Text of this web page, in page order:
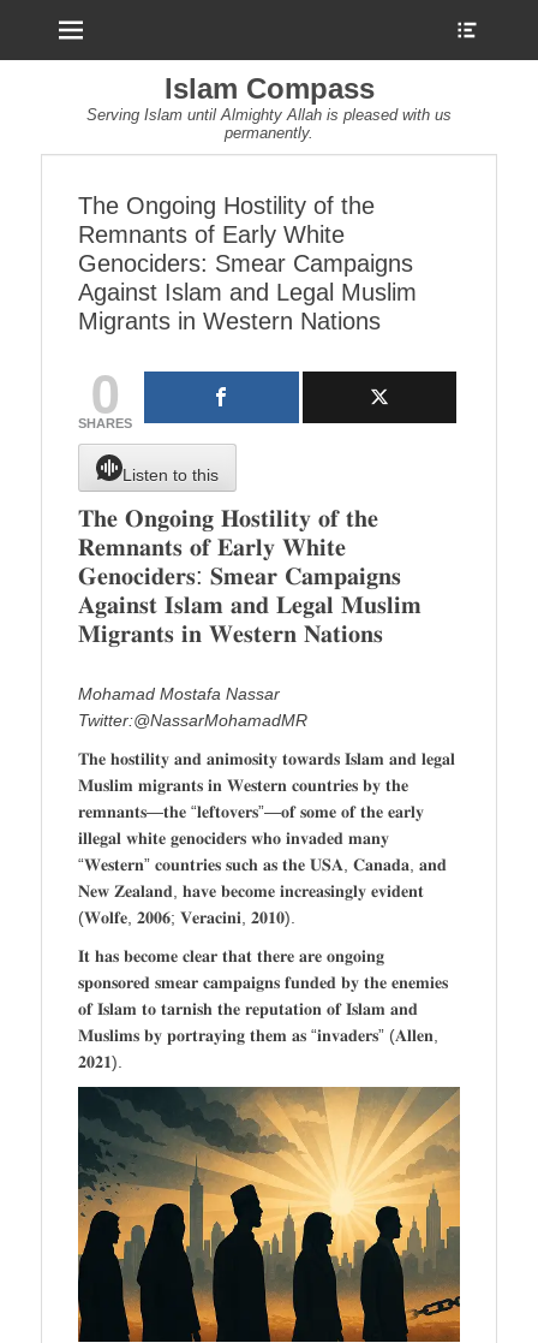
Islam Compass
Serving Islam until Almighty Allah is pleased with us
permanently.
The Ongoing Hostility of the
Remnants of Early White
Genociders: Smear Campaigns
Against Islam and Legal Muslim
Migrants in Western Nations
0
SHARES
Listen to this
𝐓𝐡𝐞 𝐎𝐧𝐠𝐨𝐢𝐧𝐠 𝐇𝐨𝐬𝐭𝐢𝐥𝐢𝐭𝐲 𝐨𝐟 𝐭𝐡𝐞
𝐑𝐞𝐦𝐧𝐚𝐧𝐭𝐬 𝐨𝐟 𝐄𝐚𝐫𝐥𝐲 𝐖𝐡𝐢𝐭𝐞
𝐆𝐞𝐧𝐨𝐜𝐢𝐝𝐞𝐫𝐬: 𝐒𝐦𝐞𝐚𝐫 𝐂𝐚𝐦𝐩𝐚𝐢𝐠𝐧𝐬
𝐀𝐠𝐚𝐢𝐧𝐬𝐭 𝐈𝐬𝐥𝐚𝐦 𝐚𝐧𝐝 𝐋𝐞𝐠𝐚𝐥 𝐌𝐮𝐬𝐥𝐢𝐦
𝐌𝐢𝐠𝐫𝐚𝐧𝐭𝐬 𝐢𝐧 𝐖𝐞𝐬𝐭𝐞𝐫𝐧 𝐍𝐚𝐭𝐢𝐨𝐧𝐬
Mohamad Mostafa Nassar
Twitter:@NassarMohamadMR
𝐓𝐡𝐞 𝐡𝐨𝐬𝐭𝐢𝐥𝐢𝐭𝐲 𝐚𝐧𝐝 𝐚𝐧𝐢𝐦𝐨𝐬𝐢𝐭𝐲 𝐭𝐨𝐰𝐚𝐫𝐝𝐬 𝐈𝐬𝐥𝐚𝐦 𝐚𝐧𝐝 𝐥𝐞𝐠𝐚𝐥
𝐌𝐮𝐬𝐥𝐢𝐦 𝐦𝐢𝐠𝐫𝐚𝐧𝐭𝐬 𝐢𝐧 𝐖𝐞𝐬𝐭𝐞𝐫𝐧 𝐜𝐨𝐮𝐧𝐭𝐫𝐢𝐞𝐬 𝐛𝐲 𝐭𝐡𝐞
𝐫𝐞𝐦𝐧𝐚𝐧𝐭𝐬—𝐭𝐡𝐞 “𝐥𝐞𝐟𝐭𝐨𝐯𝐞𝐫𝐬”—𝐨𝐟 𝐬𝐨𝐦𝐞 𝐨𝐟 𝐭𝐡𝐞 𝐞𝐚𝐫𝐥𝐲
𝐢𝐥𝐥𝐞𝐠𝐚𝐥 𝐰𝐡𝐢𝐭𝐞 𝐠𝐞𝐧𝐨𝐜𝐢𝐝𝐞𝐫𝐬 𝐰𝐡𝐨 𝐢𝐧𝐯𝐚𝐝𝐞𝐝 𝐦𝐚𝐧𝐲
“𝐖𝐞𝐬𝐭𝐞𝐫𝐧” 𝐜𝐨𝐮𝐧𝐭𝐫𝐢𝐞𝐬 𝐬𝐮𝐜𝐡 𝐚𝐬 𝐭𝐡𝐞 𝐔𝐒𝐀, 𝐂𝐚𝐧𝐚𝐝𝐚, 𝐚𝐧𝐝
𝐍𝐞𝐰 𝐙𝐞𝐚𝐥𝐚𝐧𝐝, 𝐡𝐚𝐯𝐞 𝐛𝐞𝐜𝐨𝐦𝐞 𝐢𝐧𝐜𝐫𝐞𝐚𝐬𝐢𝐧𝐠𝐥𝐲 𝐞𝐯𝐢𝐝𝐞𝐧𝐭
(𝐖𝐨𝐥𝐟𝐞, 𝟐𝟎𝟎𝟔; 𝐕𝐞𝐫𝐚𝐜𝐢𝐧𝐢, 𝟐𝟎𝟏𝟎).
𝐈𝐭 𝐡𝐚𝐬 𝐛𝐞𝐜𝐨𝐦𝐞 𝐜𝐥𝐞𝐚𝐫 𝐭𝐡𝐚𝐭 𝐭𝐡𝐞𝐫𝐞 𝐚𝐫𝐞 𝐨𝐧𝐠𝐨𝐢𝐧𝐠
𝐬𝐩𝐨𝐧𝐬𝐨𝐫𝐞𝐝 𝐬𝐦𝐞𝐚𝐫 𝐜𝐚𝐦𝐩𝐚𝐢𝐠𝐧𝐬 𝐟𝐮𝐧𝐝𝐞𝐝 𝐛𝐲 𝐭𝐡𝐞 𝐞𝐧𝐞𝐦𝐢𝐞𝐬
𝐨𝐟 𝐈𝐬𝐥𝐚𝐦 𝐭𝐨 𝐭𝐚𝐫𝐧𝐢𝐬𝐡 𝐭𝐡𝐞 𝐫𝐞𝐩𝐮𝐭𝐚𝐭𝐢𝐨𝐧 𝐨𝐟 𝐈𝐬𝐥𝐚𝐦 𝐚𝐧𝐝
𝐌𝐮𝐬𝐥𝐢𝐦𝐬 𝐛𝐲 𝐩𝐨𝐫𝐭𝐫𝐚𝐲𝐢𝐧𝐠 𝐭𝐡𝐞𝐦 𝐚𝐬 “𝐢𝐧𝐯𝐚𝐝𝐞𝐫𝐬” (𝐀𝐥𝐥𝐞𝐧,
𝟐𝟎𝟐𝟏).